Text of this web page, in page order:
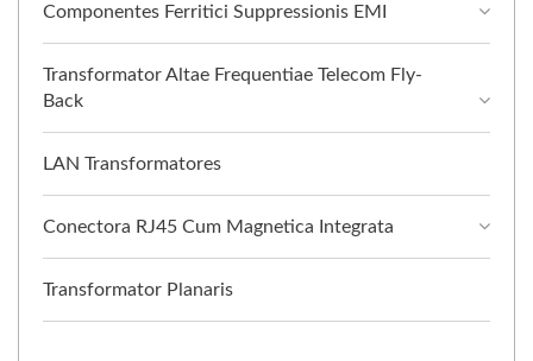
Componentes Ferritici Suppressionis EMI
Transformator Altae Frequentiae Telecom Fly-
Back
LAN Transformatores
Conectora RJ45 Cum Magnetica Integrata
Transformator Planaris